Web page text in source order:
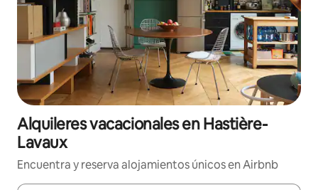
Alquileres vacacionales en Hastière-
Lavaux
Encuentra y reserva alojamientos únicos en Airbnb